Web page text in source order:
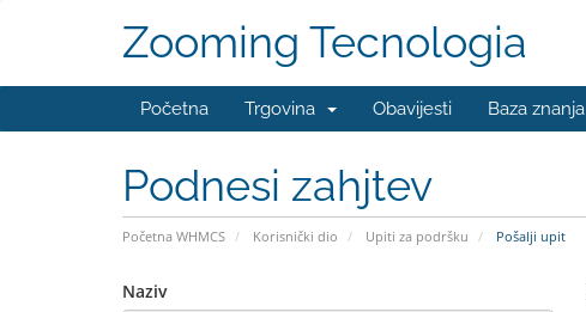
Zooming Tecnologia
Početna Trgovina Obavijesti Baza znanja
Podnesi zahjtev
Početna WHMCS Korisnički dio Upiti za podršku Pošalji upit
Naziv